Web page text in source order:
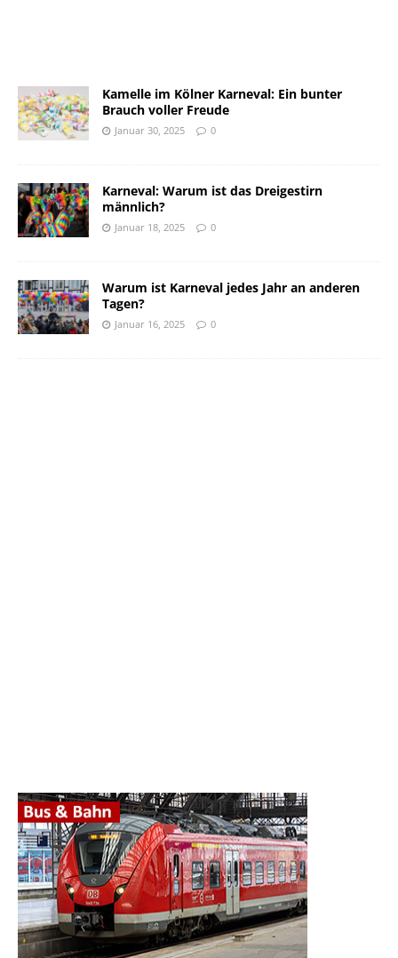
Kamelle im Kölner Karneval: Ein bunter
Brauch voller Freude
Januar 30, 2025 0
Karneval: Warum ist das Dreigestirn
männlich?
Januar 18, 2025 0
Warum ist Karneval jedes Jahr an anderen
Tagen?
Januar 16, 2025 0